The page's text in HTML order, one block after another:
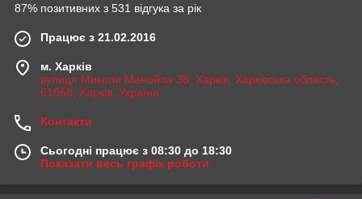
87% позитивних з 531 відгука за рік
Працює з 21.02.2016
м. Харків
вулиця Миколи Манойла 38, Харків, Харківська область,
61068, Харків, Україна
Контакти
Сьогодні працює з 08:30 до 18:30
Показати весь графік роботи